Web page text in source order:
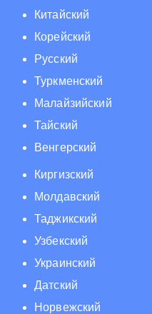
Китайский
Корейский
Русский
Туркменский
Малайзийский
Тайский
Венгерский
Киргизский
Молдавский
Таджикский
Узбекский
Украинский
Датский
Норвежский